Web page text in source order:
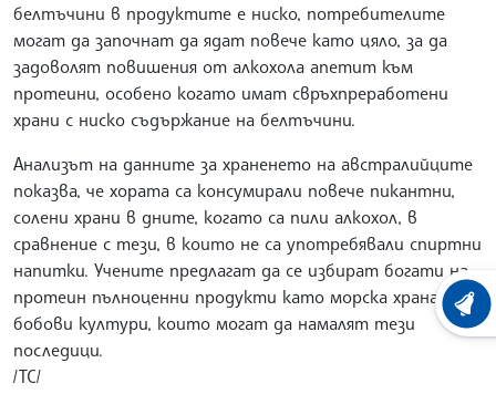
белтъчини в продуктите е ниско, потребителите
могат да започнат да ядат повече като цяло, за да
задоволят повишения от алкохола апетит към
протеини, особено когато имат свръхпреработени
храни с ниско съдържание на белтъчини.
Анализът на данните за храненето на австралийците
показва, че хората са консумирали повече пикантни,
солени храни в дните, когато са пили алкохол, в
сравнение с тези, в които не са употребявали спиртни
напитки. Учените предлагат да се избират богати на
протеин пълноценни продукти като морска храна или
бобови култури, които могат да намалят тези
последици.
/ТС/